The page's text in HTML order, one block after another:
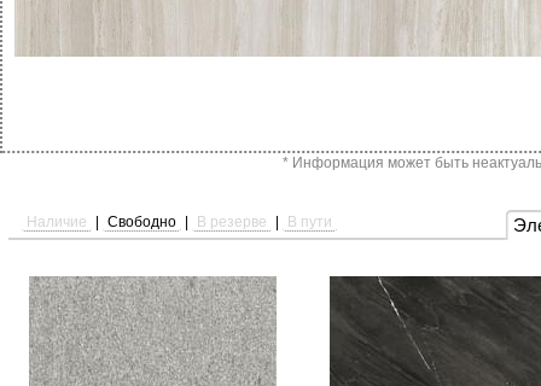
* Информация может быть
Наличие Свободно В резерве В пути